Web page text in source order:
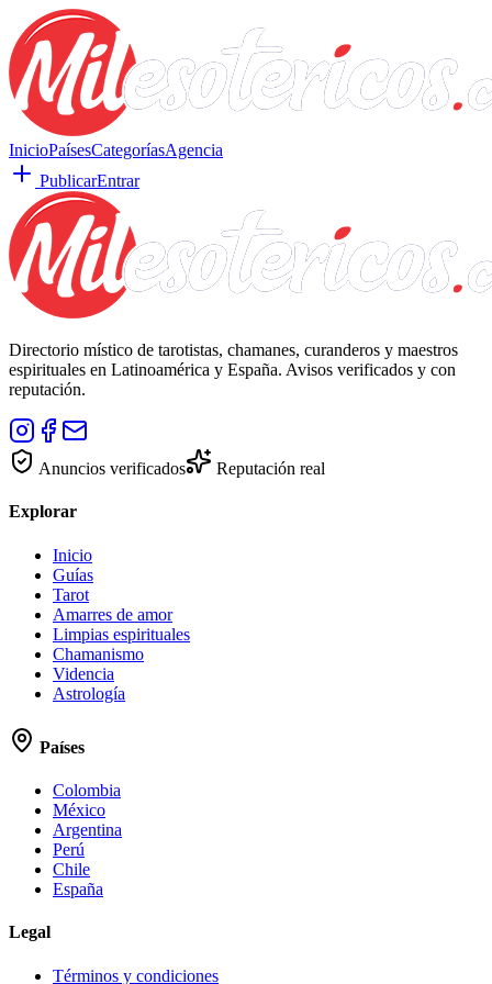
InicioPaísesCategoríasAgencia
PublicarEntrar
Directorio místico de tarotistas, chamanes, curanderos y maestros
espirituales en Latinoamérica y España. Avisos verificados y con
reputación.
Anuncios verificados Reputación real
Explorar
Inicio
Guías
Tarot
Amarres de amor
Limpias espirituales
Chamanismo
Videncia
Astrología
Países
Colombia
México
Argentina
Perú
Chile
España
Legal
Términos y condiciones